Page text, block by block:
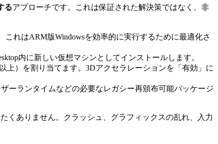
るアプローチです。これは保証された解決策ではなく、非
れはARM版Windowsを効率的に実行するために最適化さ
内に新しい仮想マシンとしてインストールします。
上）を割り当てます。3Dアクセラレーションを「有効」に
ーランタイムなどの必要なレガシー再頒布可能パッケージ
くありません。クラッシュ、グラフィックスの乱れ、入力